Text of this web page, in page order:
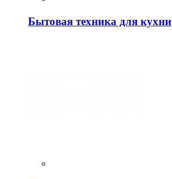
Бытовая техника для кухни